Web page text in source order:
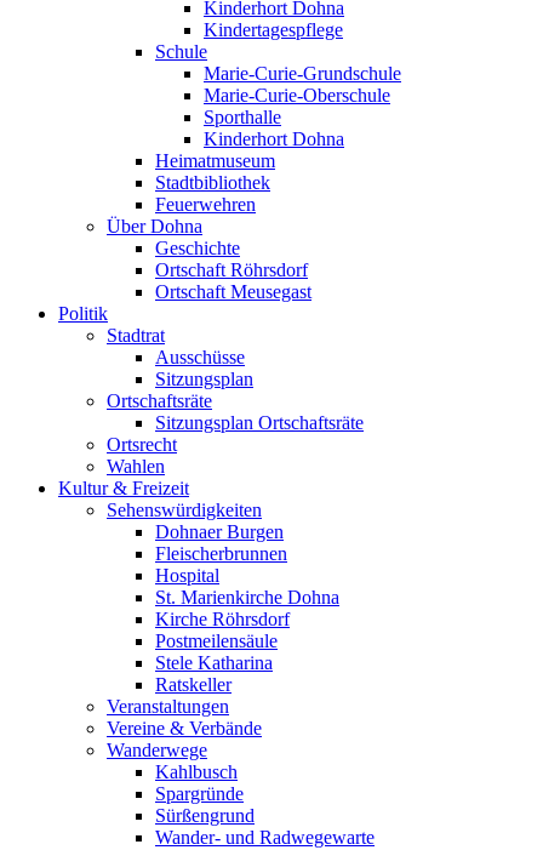
Kinderhort Dohna
Kindertagespflege
Schule
Marie-Curie-Grundschule
Marie-Curie-Oberschule
Sporthalle
Kinderhort Dohna
Heimatmuseum
Stadtbibliothek
Feuerwehren
Über Dohna
Geschichte
Ortschaft Röhrsdorf
Ortschaft Meusegast
Politik
Stadtrat
Ausschüsse
Sitzungsplan
Ortschaftsräte
Sitzungsplan Ortschaftsräte
Ortsrecht
Wahlen
Kultur & Freizeit
Sehenswürdigkeiten
Dohnaer Burgen
Fleischerbrunnen
Hospital
St. Marienkirche Dohna
Kirche Röhrsdorf
Postmeilensäule
Stele Katharina
Ratskeller
Veranstaltungen
Vereine & Verbände
Wanderwege
Kahlbusch
Spargründe
Sürßengrund
Wander- und Radwegewarte